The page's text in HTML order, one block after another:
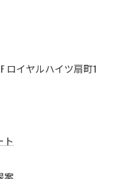
ロイヤルハイツ扇町1
ト